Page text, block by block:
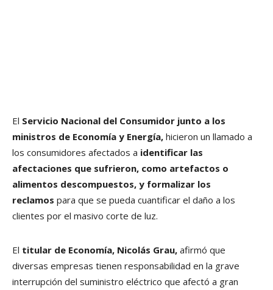
El Servicio Nacional del Consumidor junto a los
ministros de Economía y Energía, hicieron un llamado a
los consumidores afectados a identificar las
afectaciones que sufrieron, como artefactos o
alimentos descompuestos, y formalizar los
reclamos para que se pueda cuantificar el daño a los
clientes por el masivo corte de luz.
El titular de Economía, Nicolás Grau, afirmó que
diversas empresas tienen responsabilidad en la grave
interrupción del suministro eléctrico que afectó a gran